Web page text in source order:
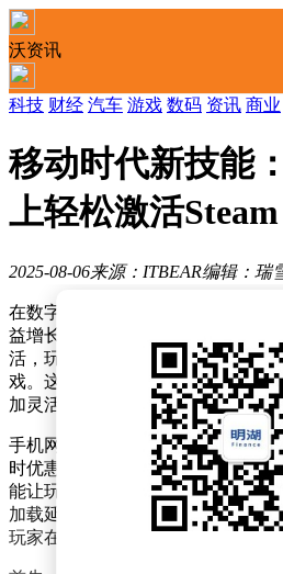
沃资讯
科技 财经 汽车 游戏 数码 资讯 商业
移动时代新技能
上轻松激活
2025-08-06来源：ITBEAR编辑：瑞
在数字化游戏时代，玩家对随时随
益增长，尤其是兑换新游戏CDK的
活，玩家无需依赖电脑，即可在移
戏。这一便捷操作不仅提升了用户
加灵活。
手机网页激活的实用价值显而易见
时优惠，还是在紧急情况下验证
能让玩家随时随地掌握游戏动态。
加载延迟问题，却时常影响玩家的
玩家在操作前需要做好充分准备。